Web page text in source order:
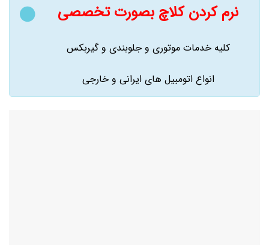
نرم کردن کلاچ بصورت تخصصی
کلیه خدمات موتوری و جلوبندی و گیربکس
انواع اتومبیل های ایرانی و خارجی